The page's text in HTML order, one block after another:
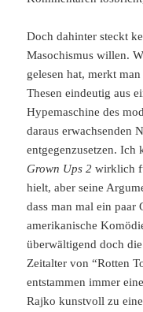
Doch dahinter steckt
Masochismus willen.
gelesen hat, merkt
Thesen eindeutig aus
Hypemaschine des
daraus erwachsenden
entgegenzusetzen. Ich
Grown Ups 2 wirklich
hielt, aber seine
dass man mal ein paar
amerikanische
überwältigend doch
Zeitalter von “Rotten
entstammen immer
Rajko kunstvoll zu